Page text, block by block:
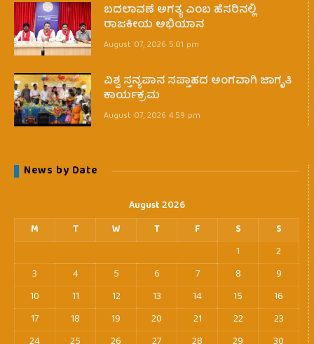
ಬದಲಾವಣೆ ಅಗತ್ಯ ಎಂಬ ಹೆಸರಿನಲ್ಲಿ
ರಾಜಕೀಯ ಅಭಿಯಾನ
August 07, 2026 5:01 pm
ವಿಶ್ವ ಸ್ತನ್ಯಪಾನ ಸಪ್ತಾಹದ ಅಂಗವಾಗಿ ಜಾಗೃತಿ
ಕಾರ್ಯಕ್ರಮ
August 07, 2026 4:59 pm
News by Date
August 2026
M
T W T F S
S
1
2
3
4 5 6 7 8
9
10
11 12 13 14 15
16
17
18 19 20 21 22
23